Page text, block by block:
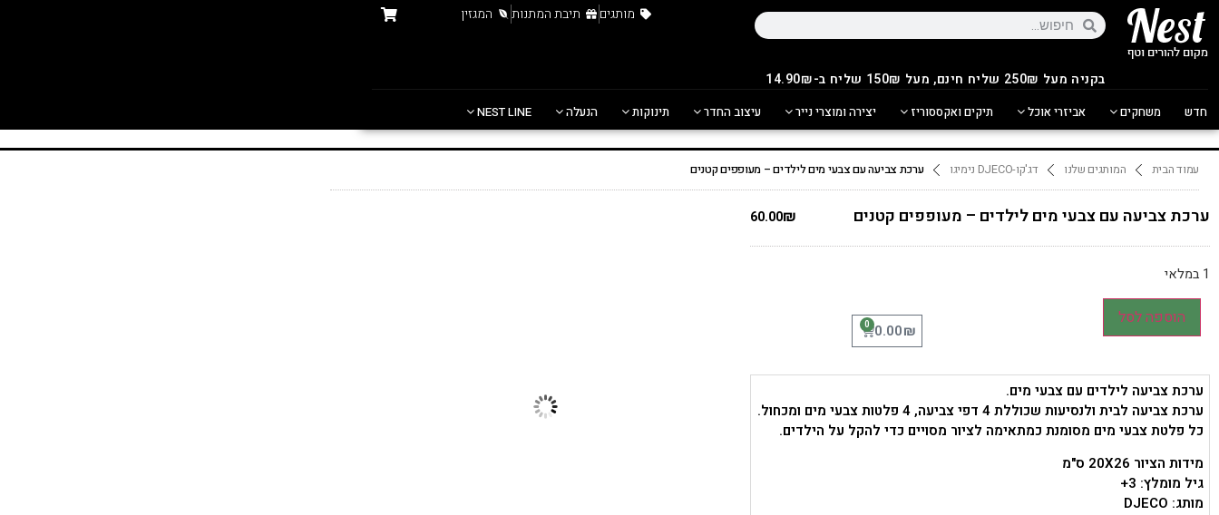
בקניה מעל 250 ₪ שליח חינם, מעל 150₪ שליח ב-14.90₪
מותגים תיבת המתנות המגזין
חדש משחקים אביזרי אוכל תיקים ואקססוריז יצירה ומוצרי נייר עיצוב החדר תינוקות הנעלה NEST LINE
עמוד הבית המותגים שלנו דג'קו-DJECO נימיגו ערכת צביעה עם צבעי מים לילדים – מעופפים קטנים
ערכת צביעה עם צבעי מים לילדים – מעופפים קטנים 60.00₪
1 במלאי
הוספה לסל
0.00₪
0
ערכת צביעה לילדים עם צבעי מים.
ערכת צביעה לבית ולנסיעות שכוללת 4 דפי צביעה, 4 פלטות צבעי מים ומכחול.
כל פלטת צבעי מים מסומנת כמתאימה לציור מסויים כדי להקל על הילדים.
מידות הציור 20X26 ס"מ
גיל מומלץ: 3+
מותג: DJECO